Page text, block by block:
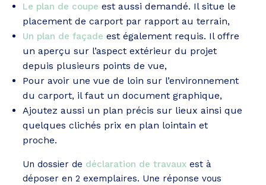
Le plan de coupe est aussi demandé. Il situe le
placement de carport par rapport au terrain,
Un plan de façade est également requis. Il offre
un aperçu sur l’aspect extérieur du projet
depuis plusieurs points de vue,
Pour avoir une vue de loin sur l’environnement
du carport, il faut un document graphique,
Ajoutez aussi un plan précis sur lieux ainsi que
quelques clichés prix en plan lointain et
proche.
Un dossier de déclaration de travaux est à
déposer en 2 exemplaires. Une réponse vous